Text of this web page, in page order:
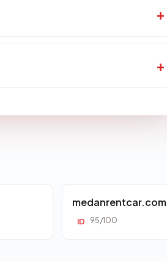
medanrentcar.com
ID 95/100